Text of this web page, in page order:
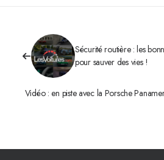
Sécurité routière : les
pour sauver des vies !
Vidéo : en piste avec la Porsche